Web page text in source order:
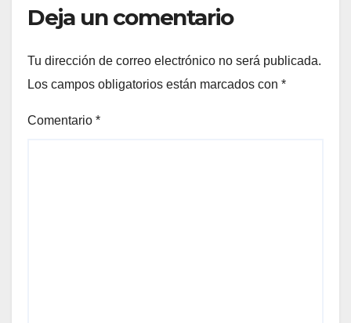
Deja un comentario
Tu dirección de correo electrónico no será publicada.
Los campos obligatorios están marcados con *
Comentario *